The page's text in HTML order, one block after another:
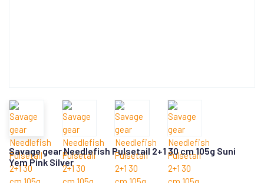
Savage gear Needlefish Pulsetail 2+1 30 cm 105g Suni
Yem Pink Silver